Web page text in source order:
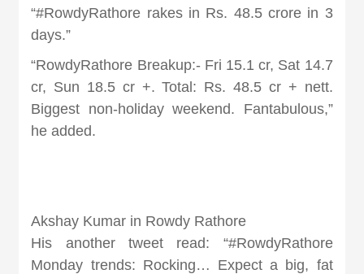
“#RowdyRathore rakes in Rs. 48.5 crore in 3
days.”
“RowdyRathore Breakup:- Fri 15.1 cr, Sat 14.7
cr, Sun 18.5 cr +. Total: Rs. 48.5 cr + nett.
Biggest non-holiday weekend. Fantabulous,”
he added.
Akshay Kumar in Rowdy Rathore
His another tweet read: “#RowdyRathore
Monday trends: Rocking… Expect a big, fat